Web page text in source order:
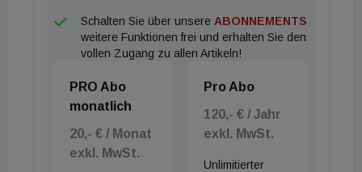
Schalten Sie über unsere ABONNEMENTS
weitere Funktionen frei und erhalten Sie den
vollen Zugang zu allen Artikeln!
PRO Abo
monatlich
20,- € / Monat
exkl. MwSt.
Pro Abo
120,- € / Jahr
exkl. MwSt.
Unlimitierter